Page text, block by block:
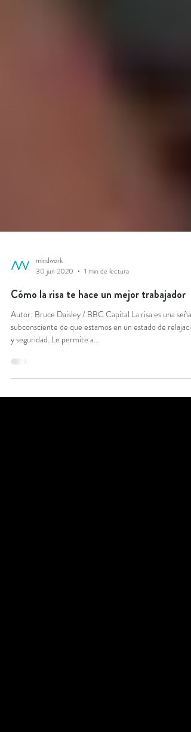
mindwork
30 jun 2020
1 min de lectura
Cómo la risa te hace un mejor trabajador
Autor: Bruce Daisley / BBC Capital La risa es una señal
subconsciente de que estamos en un estado de